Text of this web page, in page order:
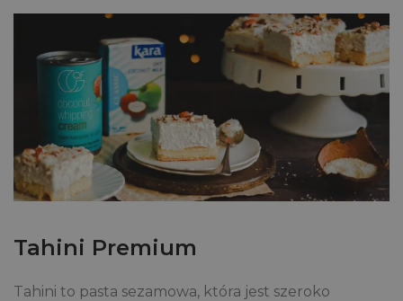
Tahini Premium
Tahini to pasta sezamowa, która jest szeroko